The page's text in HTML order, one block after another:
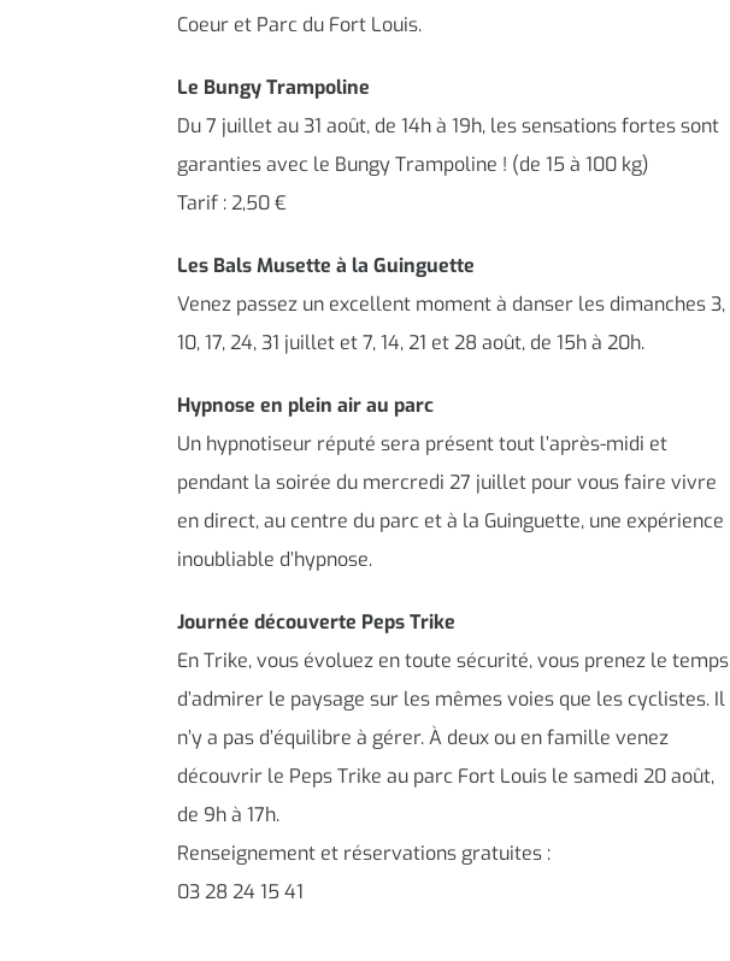
Coeur et Parc du Fort Louis.
Le Bungy Trampoline
Du 7 juillet au 31 août, de 14h à 19h, les sensations fortes sont
garanties avec le Bungy Trampoline ! (de 15 à 100 kg)
Tarif : 2,50 €
Les Bals Musette à la Guinguette
Venez passez un excellent moment à danser les dimanches 3,
10, 17, 24, 31 juillet et 7, 14, 21 et 28 août, de 15h à 20h.
Hypnose en plein air au parc
Un hypnotiseur réputé sera présent tout l’après-midi et
pendant la soirée du mercredi 27 juillet pour vous faire vivre
en direct, au centre du parc et à la Guinguette, une expérience
inoubliable d’hypnose.
Journée découverte Peps Trike
En Trike, vous évoluez en toute sécurité, vous prenez le temps
d’admirer le paysage sur les mêmes voies que les cyclistes. Il
n’y a pas d’équilibre à gérer. À deux ou en famille venez
découvrir le Peps Trike au parc Fort Louis le samedi 20 août,
de 9h à 17h.
Renseignement et réservations gratuites :
03 28 24 15 41